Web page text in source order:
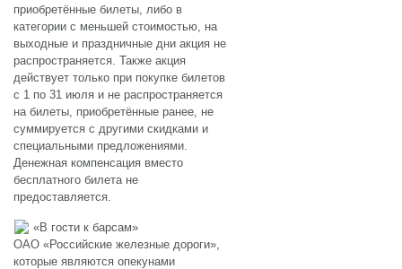
приобретённые билеты, либо в
категории с меньшей стоимостью, на
выходные и праздничные дни акция не
распространяется. Также акция
действует только при покупке билетов
с 1 по 31 июля и не распространяется
на билеты, приобретённые ранее, не
суммируется с другими скидками и
специальными предложениями.
Денежная компенсация вместо
бесплатного билета не
предоставляется.
«В гости к барсам»
ОАО «Российские железные дороги»,
которые являются опекунами